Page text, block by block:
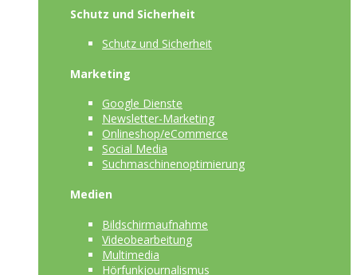
Schutz und Sicherheit
Schutz und Sicherheit
Marketing
Google Dienste
Newsletter-Marketing
Onlineshop/eCommerce
Social Media
Suchmaschinenoptimierung
Medien
Bildschirmaufnahme
Videobearbeitung
Multimedia
Hörfunkjournalismus